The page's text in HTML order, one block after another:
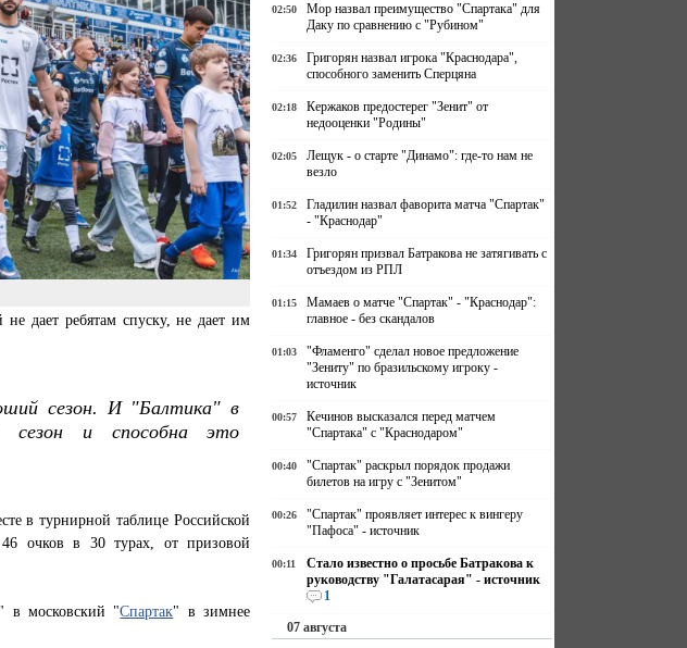
дает ребятам спуску, не дает им
сезон. И "Балтика" в
сезон и способна это
в турнирной таблице Российской
46 очков в 30 турах, от призовой
в московский "Спартак" в зимнее
02:50
Мор назвал преимущество "Спартака" для
Даку по сравнению с "Рубином"
02:36
Григорян назвал игрока "Краснодара",
способного заменить Сперцяна
02:18
Кержаков предостерег "Зенит" от
недооценки "Родины"
02:05
Лещук - о старте "Динамо": где-то нам не
везло
01:52
Гладилин назвал фаворита матча "Спартак"
- "Краснодар"
01:34
Григорян призвал Батракова не затягивать с
отъездом из РПЛ
01:15
Мамаев о матче "Спартак" - "Краснодар":
главное - без скандалов
01:03
"Фламенго" сделал новое предложение
"Зениту" по бразильскому игроку -
источник
00:57
Кечинов высказался перед матчем
"Спартака" с "Краснодаром"
00:40
"Спартак" раскрыл порядок продажи
билетов на игру с "Зенитом"
00:26
"Спартак" проявляет интерес к вингеру
"Пафоса" - источник
00:11
Стало известно о просьбе Батракова к
руководству "Галатасарая" - источник
1
07 августа